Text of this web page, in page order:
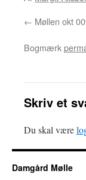
Møllen okt
Bogmærk
Skriv et
Du skal være
Damgård Mølle